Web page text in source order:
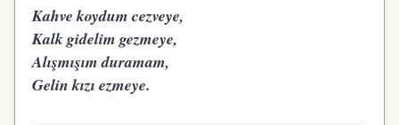
Kahve koydum cezveye,
Kalk gidelim gezmeye,
Alışmışım duramam,
Gelin kızı ezmeye.